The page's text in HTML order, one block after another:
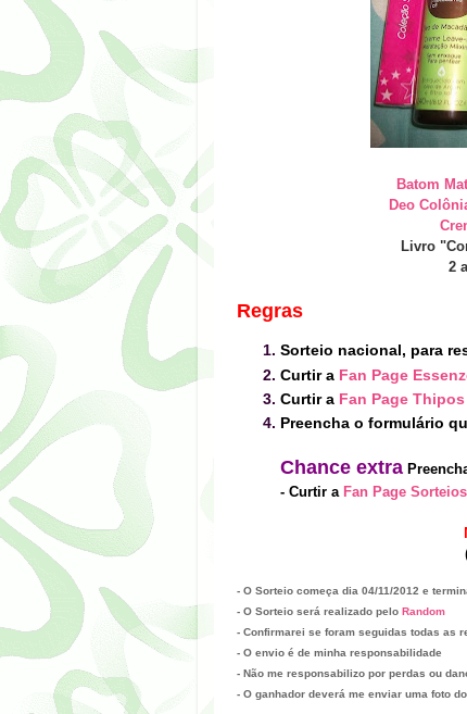
Batom
Deo
Livro
2
Regras
Sorteio nacional, para
Curtir a Fan Page
Curtir a Fan Page Thipos
Preencha o formulário
Chance extra
- Curtir a Fan Page
- O Sorteio começa dia 04/11/2012 e
- O Sorteio será realizado pelo Random
- Confirmarei se foram seguidas todas as
- O envio é de minha responsabilidade
- Não me responsabilizo por perdas ou
- O ganhador deverá me enviar uma foto